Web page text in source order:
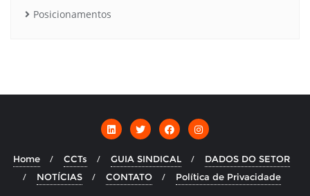
Posicionamentos
Home CCTs GUIA SINDICAL
DADOS DO SETOR
NOTÍCIAS
CONTATO Política de Privacidade